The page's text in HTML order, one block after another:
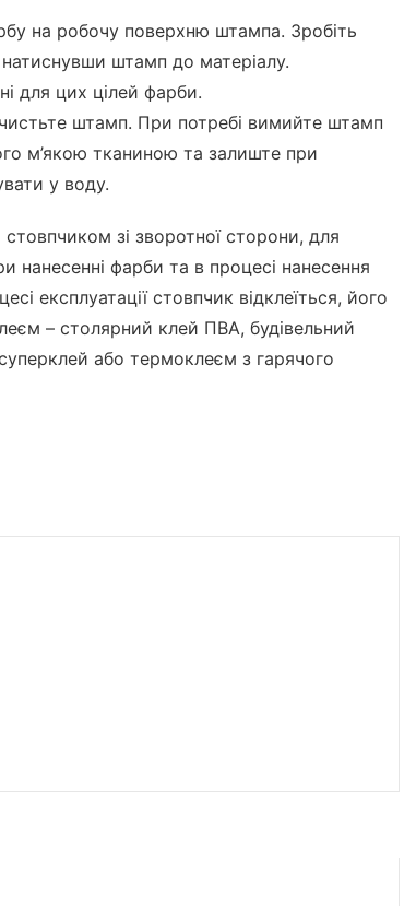
на робочу поверхню штампа. Зробіть
натиснувши штамп до матеріалу.
для цих цілей фарби.
штамп. При потребі вимийте штамп
м’якою тканиною та залиште при
у воду.
зі зворотної сторони, для
нанесенні фарби та в процесі нанесення
експлуатації стовпчик відклеїться, його
– столярний клей ПВА, будівельний
або термоклеєм з гарячого